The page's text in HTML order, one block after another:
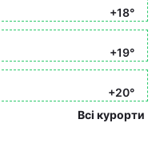
+18°
+19°
+20°
Всі курорти